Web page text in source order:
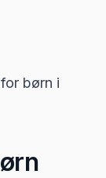
børn i